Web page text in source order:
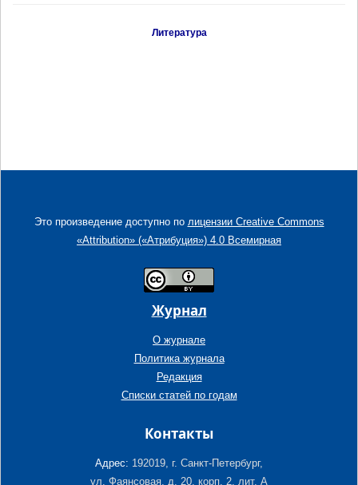
Литература
Это произведение доступно по лицензии Creative Commons
«Attribution» («Атрибуция») 4.0 Всемирная
Журнал
О журнале
Политика журнала
Редакция
Списки статей по годам
Контакты
Адрес: 192019, г. Санкт-Петербург,
ул. Фаянсовая, д. 20, корп. 2, лит. А